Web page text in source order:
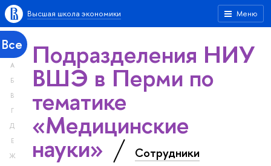
Меню
Высшая школа экономики
Все
А
Б
В
Г
Д
Е
Ж
Подразделения НИУ
ВШЭ в Перми по
тематике
«Медицинские
науки» Сотрудники